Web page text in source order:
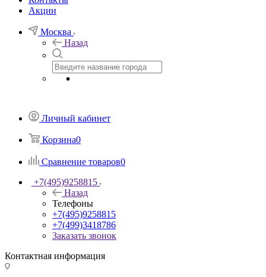
Акции
Москва
Назад
Личный кабинет
Корзина0
Сравнение товаров0
+7(495)9258815
Назад
Телефоны
+7(495)9258815
+7(499)3418786
Заказать звонок
Контактная информация